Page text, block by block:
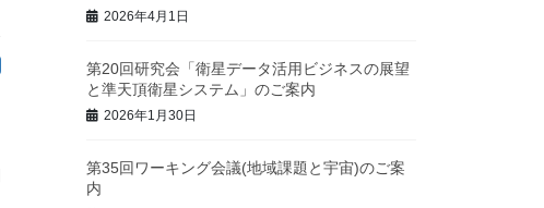
2026年4月1日
第20回研究会「衛星データ活用ビジネスの展望
と準天頂衛星システム」のご案内
2026年1月30日
第35回ワーキング会議(地域課題と宇宙)のご案
内